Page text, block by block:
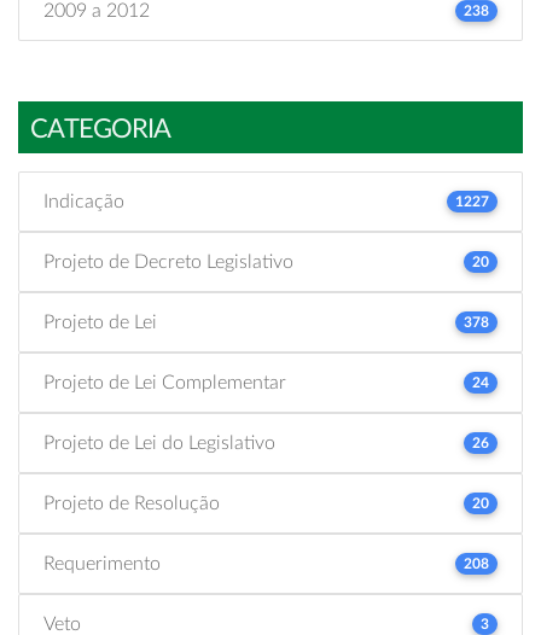
2009 a 2012 238
CATEGORIA
Indicação 1227
Projeto de Decreto Legislativo 20
Projeto de Lei 378
Projeto de Lei Complementar 24
Projeto de Lei do Legislativo 26
Projeto de Resolução 20
Requerimento 208
Veto 3